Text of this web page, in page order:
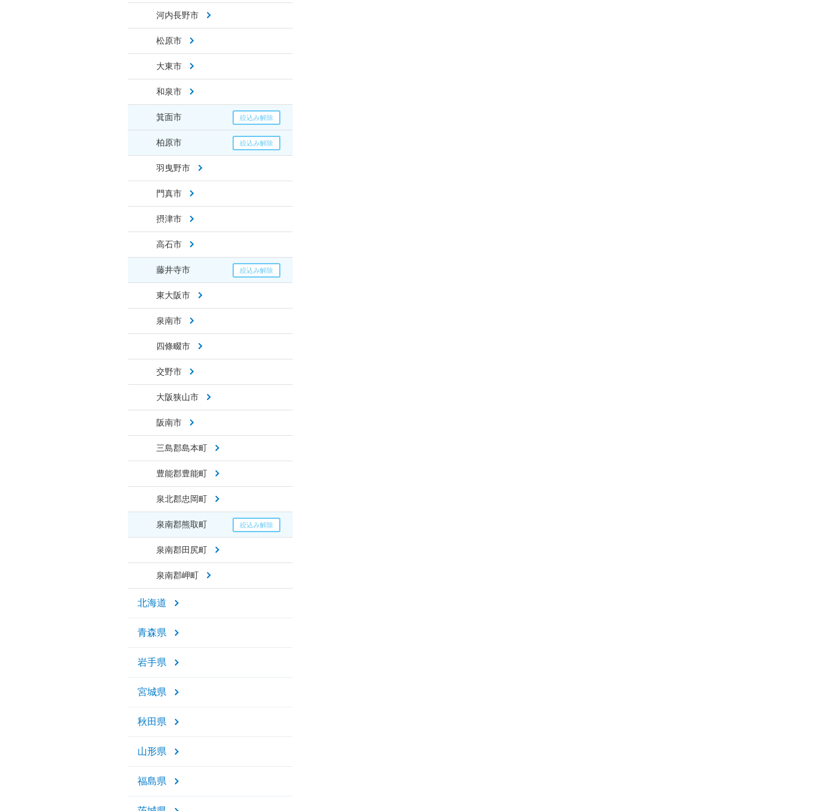
河内長野市
松原市
大東市
和泉市
箕面市
柏原市
羽曳野市
門真市
摂津市
高石市
藤井寺市
東大阪市
泉南市
四條畷市
交野市
大阪狭山市
阪南市
三島郡島本町
豊能郡豊能町
泉北郡忠岡町
泉南郡熊取町
泉南郡田尻町
泉南郡岬町
北海道
青森県
岩手県
宮城県
秋田県
山形県
福島県